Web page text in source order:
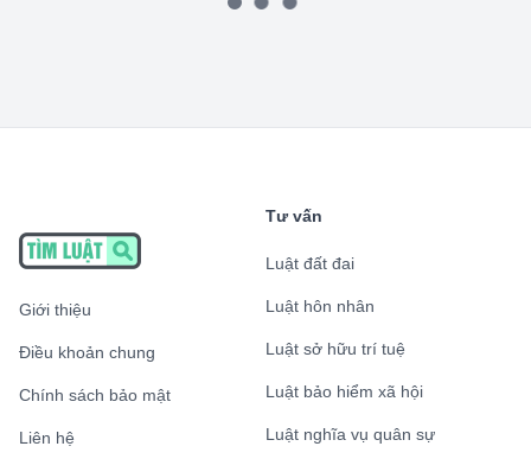
Giới thiệu
Điều khoản chung
Chính sách bảo mật
Liên hệ
Tư vấn
Luật đất đai
Luật hôn nhân
Luật sở hữu trí tuệ
Luật bảo hiểm xã hội
Luật nghĩa vụ quân sự